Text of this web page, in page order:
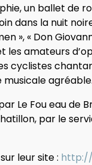
un ballet de
dans la nuit
», « Don
les amateurs
cyclistes
Le Fou eau de
par le
leur site :